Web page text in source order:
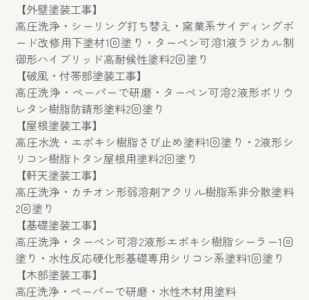
【外壁塗装工事】
高圧洗浄・シーリング打ち替え・窯業系サイディングボ
ード改修用下塗材1回塗り・ターペン可溶1液ラジカル制
御形ハイブリッド高耐候性塗料2回塗り
【破風・付帯部塗装工事】
高圧洗浄・ペーパーで研磨・ターペン可溶2液形ポリウ
レタン樹脂防錆形塗料2回塗り
【屋根塗装工事】
高圧水洗・エポキシ樹脂さび止め塗料1回塗り・2液形シ
リコン樹脂トタン屋根用塗料2回塗り
【軒天塗装工事】
高圧洗浄・カチオン形弱溶剤アクリル樹脂系非分散塗料
2回塗り
【基礎塗装工事】
高圧洗浄・ターペン可溶2液形エポキシ樹脂シーラー1回
塗り・水性反応硬化形基礎専用シリコン系塗料1回塗り
【木部塗装工事】
高圧洗浄・ペーパーで研磨・水性木材用塗料